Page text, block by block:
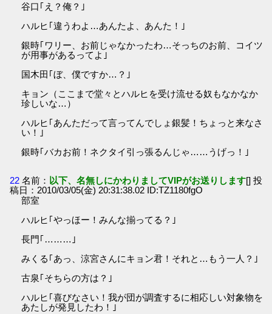
谷口｢え？俺？｣
ハルヒ｢違うわよ…あんたよ、あんた！｣
銀時｢ワリー、お前じゃなかったわ…そっちのお前、コイツ
が用事があるってよ｣
国木田｢ぼ、僕ですか…？｣
キョン（ここまで堂々とハルヒを受け流せる奴もなかなか
珍しいな…）
ハルヒ｢あんただって言ってんでしょ銀髪！ちょっと来なさ
い！｣
銀時｢バカお前！ネクタイ引っ張るんじゃ……うげっ！｣
22 名前： 以下、名無しにかわりましてVIPがお送りします[] 投
稿日：2010/03/05(金) 20:31:38.02 ID:TZ1180fgO
部室
ハルヒ｢やっほー！みんな揃ってる？｣
長門｢………｣
みくる｢あっ、涼宮さんにキョン君！それと…もう一人？｣
古泉｢そちらの方は？｣
ハルヒ｢喜びなさい！我が団が調査するに相応しい対象物を
あたしが発見したわ！｣